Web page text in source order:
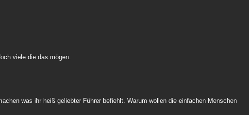
viele die das mögen.
was ihr heiß geliebter Führer befiehlt. Warum wollen die einfachen Menschen